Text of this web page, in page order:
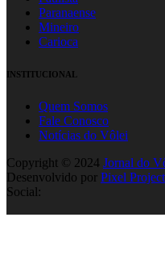
Paranaense
Mineiro
Carioca
INSTITUCIONAL
Quem Somos
Fale Conosco
Notícias do Vôlei
Copyright © 2024 Jornal do
Desenvolvido por Pixel Project
Social: